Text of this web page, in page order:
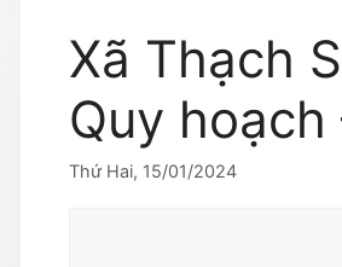
Xã Thạch
Quy hoạch
Thứ Hai, 15/01/2024